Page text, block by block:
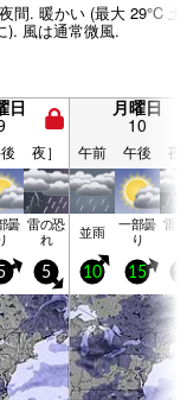
間. 暖かい (最大 29°C
). 風は通常微風.
日 月曜日
10
夜］ 午前 午後 夜
曇 雷の恐
れ 並雨 一部曇
り
雷
5 10 15